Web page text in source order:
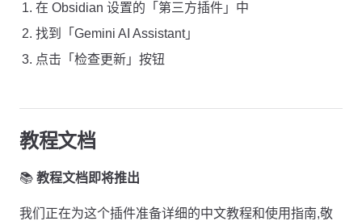
在 Obsidian 设置的「第三方插件」中
找到「Gemini AI Assistant」
点击「检查更新」按钮
教程文档
📚 教程文档即将推出
我们正在为这个插件准备详细的中文教程和使用指南,敬